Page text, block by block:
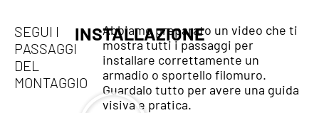
SEGUI I
PASSAGGI
DEL
MONTAGGIO
INSTALLAZIONE
Abbiamo preparato un video che ti
mostra tutti i passaggi per
installare correttamente un
armadio o sportello filomuro.
Guardalo tutto per avere una guida
visiva e pratica.